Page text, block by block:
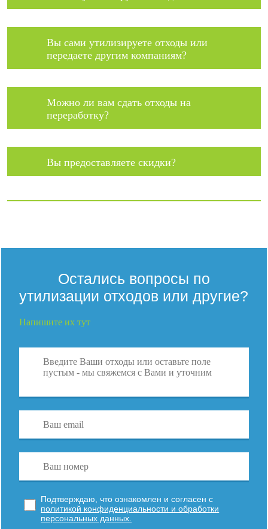
Вы сами утилизируете отходы или
передаете другим компаниям?
Можно ли вам сдать отходы на
переработку?
Вы предоставляете скидки?
Остались вопросы по
утилизации отходов или другие?
Напишите их тут
Подтверждаю, что ознакомлен и согласен с
политикой конфиденциальности и обработки
персональных данных.